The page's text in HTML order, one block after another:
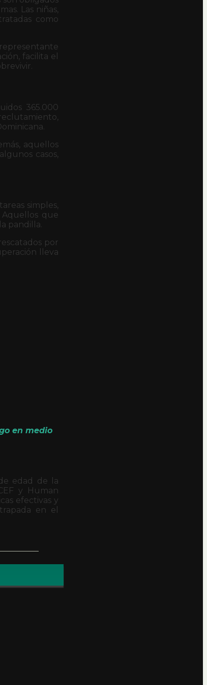
Las niñas,
como
facilita el
365.000
aquellos
casos,
simples,
que
pandilla.
por
lleva
en medio
edad de la
y Human
efectivas y
en el